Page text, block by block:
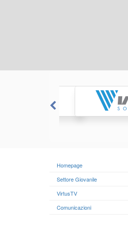
Homepage
Settore Giovanile
VirtusTV
Comunicazioni